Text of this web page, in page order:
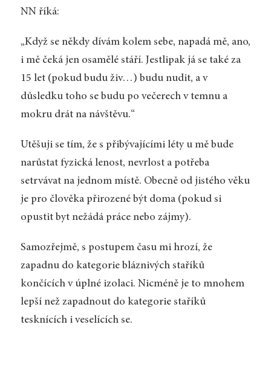
NN říká:
„Když se někdy dívám kolem sebe, napadá mě, ano,
i mě čeká jen osamělé stáří. Jestlipak já se také za
15 let (pokud budu živ…) budu nudit, a v
důsledku toho se budu po večerech v temnu a
mokru drát na návštěvu.“
Utěšuji se tím, že s přibývajícími léty u mě bude
narůstat fyzická lenost, nevrlost a potřeba
setrvávat na jednom místě. Obecně od jistého věku
je pro člověka přirozené být doma (pokud si
opustit byt nežádá práce nebo zájmy).
Samozřejmě, s postupem času mi hrozí, že
zapadnu do kategorie bláznivých staříků
končících v úplné izolaci. Nicméně je to mnohem
lepší než zapadnout do kategorie staříků
tesknících i veselících se.